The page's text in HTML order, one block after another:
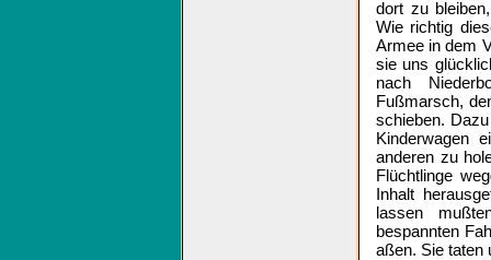
dort zu
Wie richtig
Armee in dem
sie uns
nach
Fußmarsch,
schieben.
Kinderwagen
anderen zu
Flüchtlinge
Inhalt
lassen
bespannten
aßen. Sie taten